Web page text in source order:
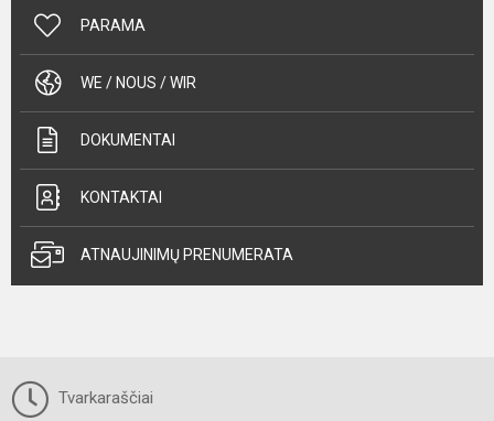
PARAMA
WE / NOUS / WIR
DOKUMENTAI
KONTAKTAI
ATNAUJINIMŲ PRENUMERATA
Tvarkaraščiai